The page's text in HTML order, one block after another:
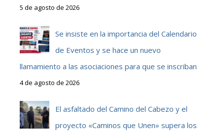
5 de agosto de 2026
Se insiste en la importancia del Calendario
de Eventos y se hace un nuevo
llamamiento a las asociaciones para que se inscriban
4 de agosto de 2026
El asfaltado del Camino del Cabezo y el
proyecto «Caminos que Unen» supera los